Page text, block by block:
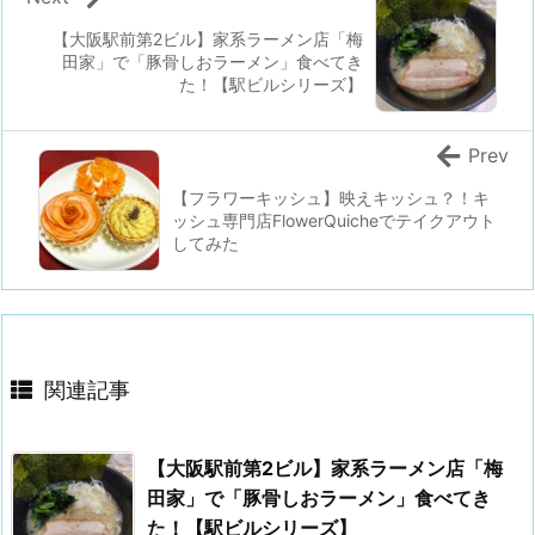
【大阪駅前第2ビル】家系ラーメン店「梅
田家」で「豚骨しおラーメン」食べてき
た！【駅ビルシリーズ】
【フラワーキッシュ】映えキッシュ？！キ
ッシュ専門店FlowerQuicheでテイクアウト
してみた
Prev
関連記事
【大阪駅前第2ビル】家系ラーメン店「梅
田家」で「豚骨しおラーメン」食べてき
た！【駅ビルシリーズ】